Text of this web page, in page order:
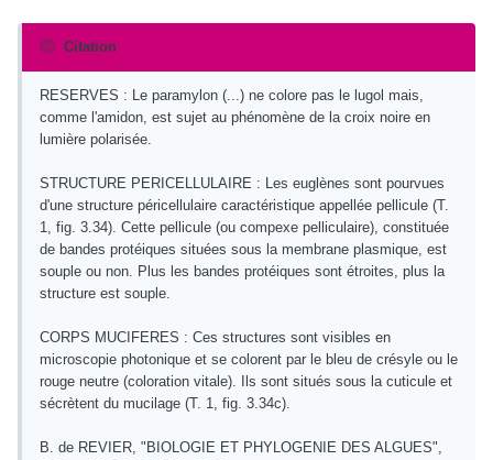
Citation
RESERVES : Le paramylon (...) ne colore pas le lugol mais,
comme l'amidon, est sujet au phénomène de la croix noire en
lumière polarisée.
STRUCTURE PERICELLULAIRE : Les euglènes sont pourvues
d'une structure péricellulaire caractéristique appellée pellicule (T.
1, fig. 3.34). Cette pellicule (ou compexe pelliculaire), constituée
de bandes protéiques situées sous la membrane plasmique, est
souple ou non. Plus les bandes protéiques sont étroites, plus la
structure est souple.
CORPS MUCIFERES : Ces structures sont visibles en
microscopie photonique et se colorent par le bleu de crésyle ou le
rouge neutre (coloration vitale). Ils sont situés sous la cuticule et
sécrètent du mucilage (T. 1, fig. 3.34c).
B. de REVIER, "BIOLOGIE ET PHYLOGENIE DES ALGUES",